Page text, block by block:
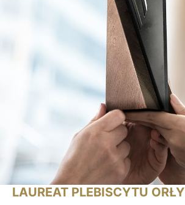
LAUREAT PLEBISCYTU ORŁY